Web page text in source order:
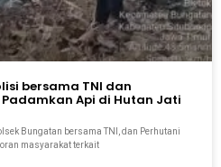
bersama TNI dan
Api di Hutan Jati
Bungatan bersama TNI, dan Perhutani
masyarakat terkait